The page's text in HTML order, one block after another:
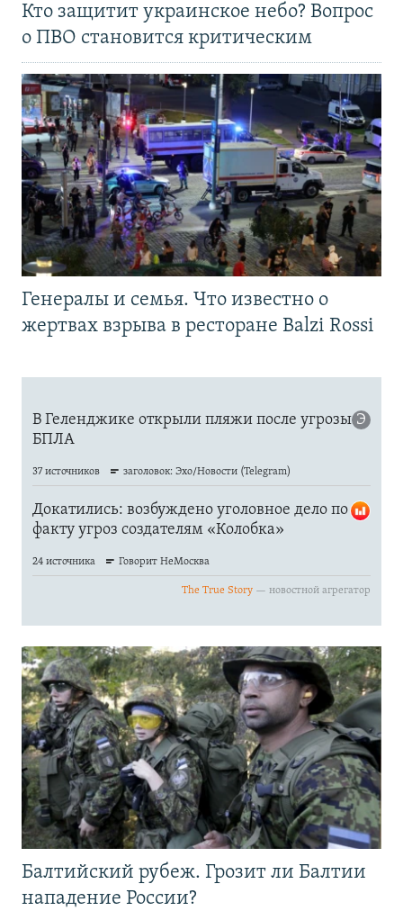
Кто защитит украинское небо? Вопрос
о ПВО становится критическим
Генералы и семья. Что известно о
жертвах взрыва в ресторане Balzi Rossi
Балтийский рубеж. Грозит ли Балтии
нападение России?